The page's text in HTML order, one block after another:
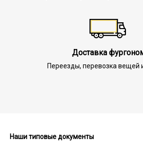
Доставка
Переезды, перевозка вещей
Наши типовые документы